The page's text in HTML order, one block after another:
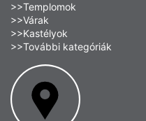
>>Templomok
>>Várak
>>Kastélyok
>>További kategóriák